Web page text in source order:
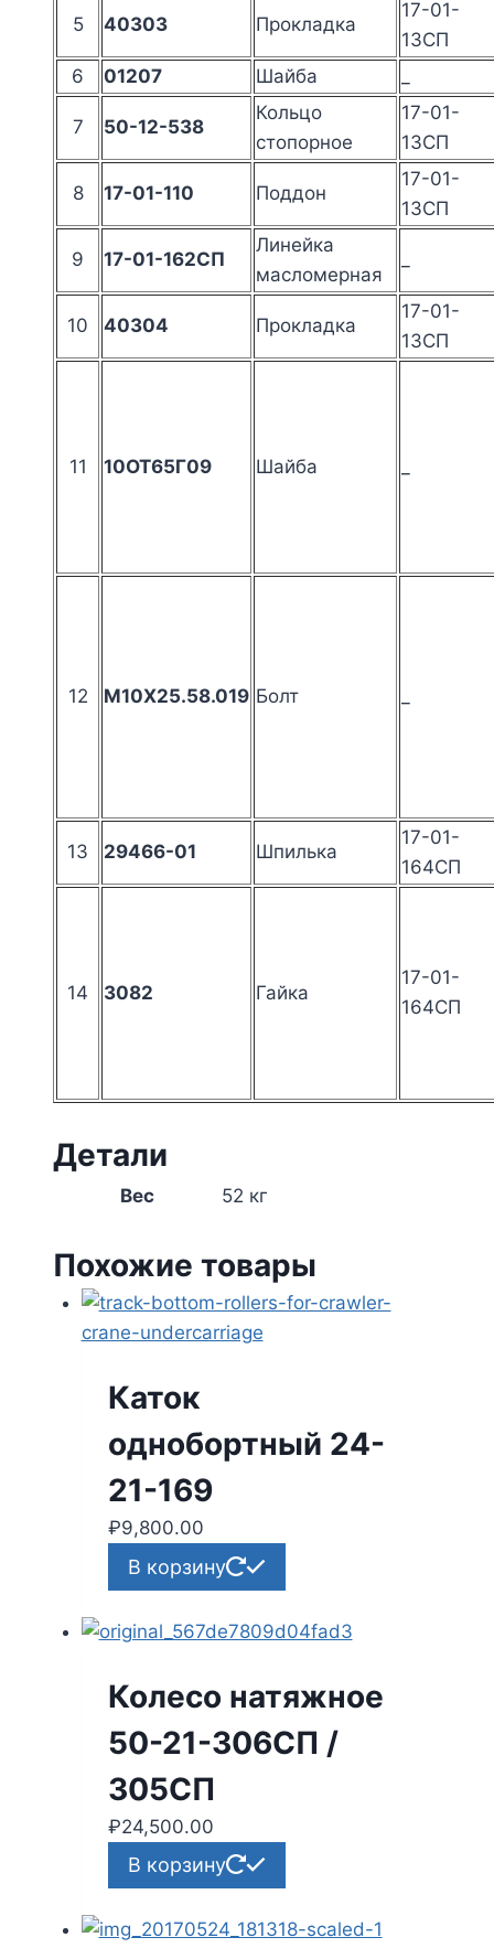
5 40303 Прокладка
17-01-
13СП
6
01207 Шайба
7 50-12-538
Кольцо
стопорное
17-01-
13СП
8 17-01-110 Поддон
17-01-
13СП
9 17-01-162СП
Линейка
масломерная
10 40304 Прокладка
17-01-
13СП
11 10ОТ65Г09 Шайба
12 М10Х25.58.019 Болт
13 29466-01 Шпилька
17-01-
164СП
14 3082 Гайка
17-01-
164СП
Детали
Вес 52 кг
Похожие товары
Каток
однобортный 24-
21-169
₽9,800.00
В корзину
Колесо натяжное
50-21-306СП /
305СП
₽24,500.00
В корзину